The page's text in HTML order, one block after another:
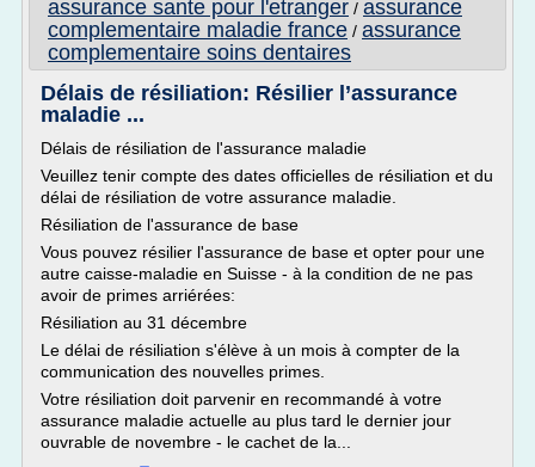
assurance sante pour l'etranger / assurance
complementaire maladie france / assurance
complementaire soins dentaires
Délais de résiliation: Résilier l’assurance
maladie ...
Délais de résiliation de l'assurance maladie
Veuillez tenir compte des dates officielles de résiliation et du
délai de résiliation de votre assurance maladie.
Résiliation de l'assurance de base
Vous pouvez résilier l'assurance de base et opter pour une
autre caisse-maladie en Suisse - à la condition de ne pas
avoir de primes arriérées:
Résiliation au 31 décembre
Le délai de résiliation s'élève à un mois à compter de la
communication des nouvelles primes.
Votre résiliation doit parvenir en recommandé à votre
assurance maladie actuelle au plus tard le dernier jour
ouvrable de novembre - le cachet de la...